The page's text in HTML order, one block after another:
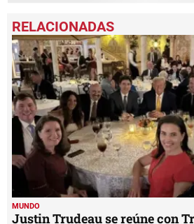
MUNDO
Justin Trudeau se reúne con